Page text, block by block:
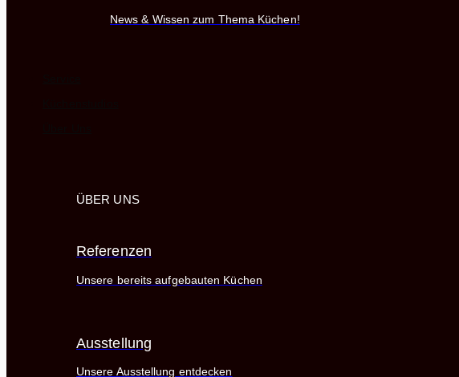
News & Wissen zum Thema Küchen!
ÜBER UNS
Referenzen
Unsere bereits aufgebauten Küchen
Ausstellung
Unsere Ausstellung entdecken